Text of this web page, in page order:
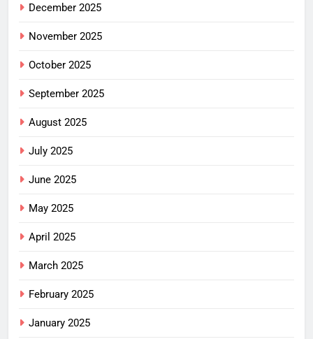
December 2025
November 2025
October 2025
September 2025
August 2025
July 2025
June 2025
May 2025
April 2025
March 2025
February 2025
January 2025